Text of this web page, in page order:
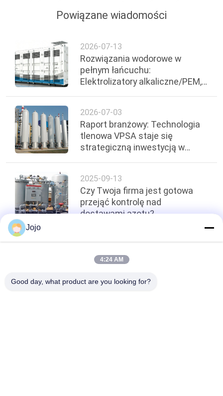
Powiązane wiadomości
2026-07-13
Rozwiązania wodorowe w
pełnym łańcuchu:
Elektrolizatory alkaliczne/PEM,
paliwowych
2026-07-03
Raport branżowy: Technologia
tlenowa VPSA staje się
strategiczną inwestycją w
2025-09-13
Czy Twoja firma jest gotowa
przejąć kontrolę nad
dostawami azotu?
Top
Jojo
4:24 AM
Good day, what product are you looking for?